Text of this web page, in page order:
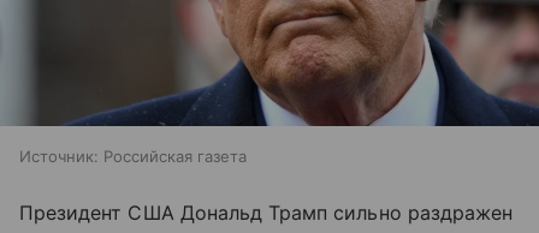
Источник: Российская газета
Президент США Дональд Трамп сильно раздражен